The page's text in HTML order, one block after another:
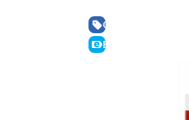
GERA KAINA
E-KAINA